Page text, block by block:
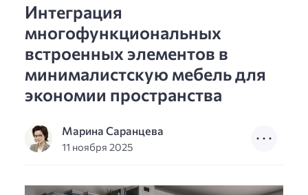
Интеграция
многофункциональных
встроенных элементов в
минималистскую мебель для
экономии пространства
Марина Саранцева
11 ноября 2025